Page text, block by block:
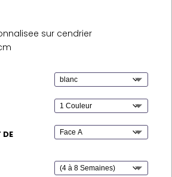
sur cendrier
DE